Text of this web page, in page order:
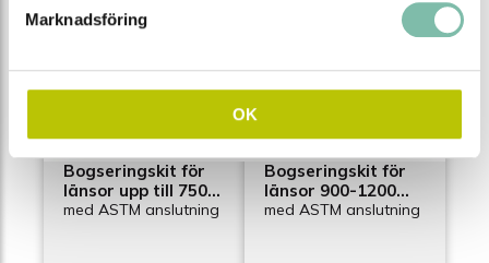
Marknadsföring
OK
Bogseringskit för
länsor upp till 750
mm höga
med ASTM anslutning
Bogseringskit för
länsor 900-1200
mm höga
med ASTM anslutning